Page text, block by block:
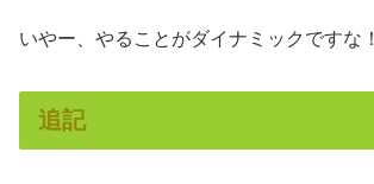
いやー、やることがダイナミックですな！
追記